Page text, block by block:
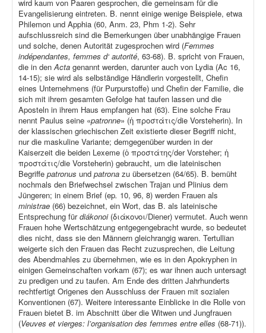
wird kaum von Paaren gesprochen, die gemeinsam für die
Evangelisierung eintreten. B. nennt einige wenige Beispiele, etwa
Philemon und Apphia (60, Anm. 23, Phm 1-2). Sehr
aufschlussreich sind die Bemerkungen über unabhängige Frauen
und solche, denen Autorität zugesprochen wird (Femmes
indépendantes, femmes d‘ autorité, 63-68). B. spricht von Frauen,
die in denActa genannt werden, darunter auch von Lydia (Ac 16,
14-15); sie wird als selbständige Händlerin vorgestellt, Chefin
eines Unternehmens (für Purpurstoffe) und Chefin der Familie, die
sich mit ihrem gesamten Gefolge hat taufen lassen und die
Aposteln in ihrem Haus empfangen hat (63). Eine solche Frau
nennt Paulus seine «patronne» (ἡ προστάτις/die Vorsteherin). In
der klassischen griechischen Zeit existierte dieser Begriff nicht,
nur die maskuline Variante; demgegenüber wurden in der
Kaiserzeit die beiden Lexeme (ὁ προστάτης/der Vorsteher; ἡ
προστάτις/die Vorsteherin) gebraucht, um die lateinischen
Begriffe patronus und patrona zu übersetzen (64/65). B. bemüht
nochmals den Briefwechsel zwischen Trajan und Plinius dem
Jüngeren; in einem Brief (ep. 10, 96, 8) werden Frauen als
ministrae (66) bezeichnet, ein Wort, das B. als lateinische
Entsprechung fürdiákonoi (διάκονοι/Diener) vermutet. Auch wenn
Frauen hohe Wertschätzung entgegengebracht wurde, so bedeutet
dies nicht, dass sie den Männern gleichrangig waren. Tertullian
weigerte sich den Frauen das Recht zuzusprechen, die Leitung
des Abendmahles zu übernehmen, wie es in den Apokryphen in
einigen Gemeinschaften vorkam (67); es war ihnen auch untersagt
zu predigen und zu taufen. Am Ende des dritten Jahrhunderts
rechtfertigt Origenes den Ausschluss der Frauen mit sozialen
Konventionen (67). Weitere interessante Einblicke in die Rolle von
Frauen bietet B. im Abschnitt über die Witwen und Jungfrauen
(Veuves et vierges: l’organisation des femmes entre elles (68-71)).